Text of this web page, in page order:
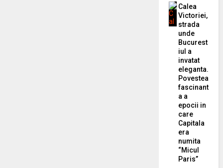
Calea
Victoriei,
strada
unde
Bucurest
iul a
invatat
eleganta.
Povestea
fascinant
a a
epocii in
care
Capitala
era
numita
“Micul
Paris”